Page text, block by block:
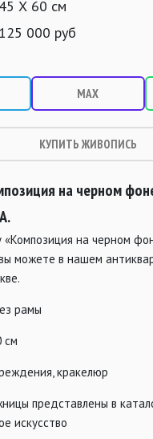
45 Х 60 см
125 000 руб
MAX
КУПИТЬ ЖИВОПИСЬ
на черном
«Композиция на черном
можете в нашем
рамы
см
кракелюр
представлены в
искусство